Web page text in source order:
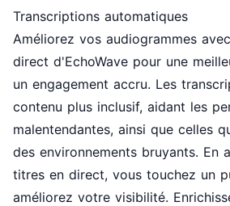
Transcriptions automatiques
Améliorez vos audiogrammes
direct d'EchoWave pour une
un engagement accru. Les
contenu plus inclusif, aidant les
malentendantes, ainsi que celles
des environnements bruyants. En
titres en direct, vous touchez un
améliorez votre visibilité.